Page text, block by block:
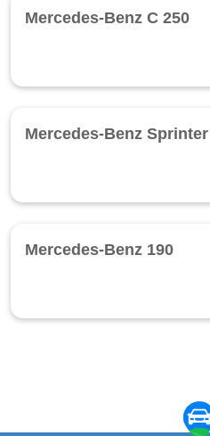
Mercedes-Benz C 250
Mercedes-Benz Sprinter
Mercedes-Benz 190